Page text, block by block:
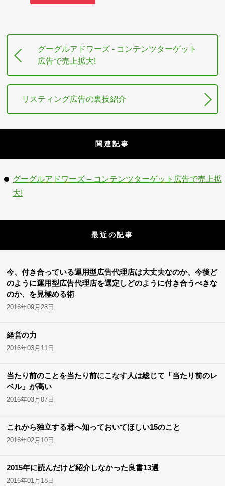
グーグルアドワーズ - コンテンツターゲット
広告で売上拡大!
リスティング広告の裏技紹介
関連記事
グーグルアドワーズ – コンテンツターゲット広告で売上拡
大!
最近の記事
今、付き合っている運用型広告代理店は大丈夫なのか、今後ど
のように運用型広告代理店を選定しどのように付き合うべきな
のか、を見極める術
2016年09月28日
経営の力
2016年03月11日
当たり前のことを当たり前にこなす人は総じて「当たり前のレ
ベル」が高い
2016年03月07日
これから独立する君へ知っておいてほしい15のこと
2016年02月10日
2015年に読んだけど紹介しなかった良書13選
2016年01月18日